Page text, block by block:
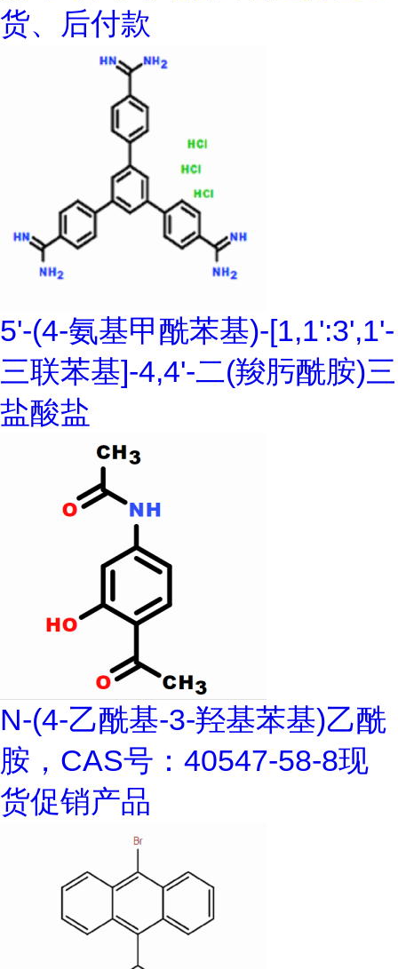
货、后付款
5'-(4-氨基甲酰苯基)-[1,1':3',1'-
三联苯基]-4,4'-二(羧肟酰胺)三
盐酸盐
N-(4-乙酰基-3-羟基苯基)乙酰
胺，CAS号：40547-58-8现
货促销产品